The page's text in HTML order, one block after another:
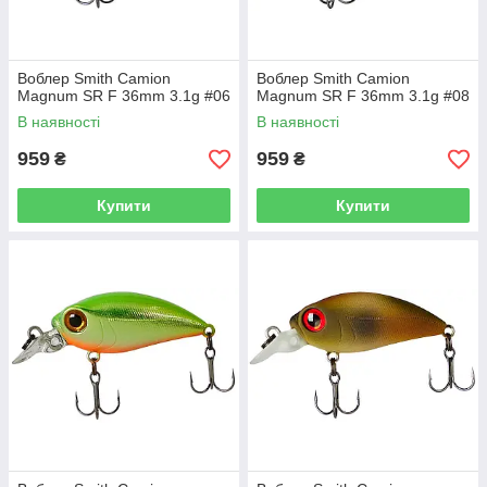
Воблер Smith Camion
Magnum SR F 36mm 3.1g #06
В наявності
959 ₴
Купити
Воблер Smith Camion
Magnum SR F 36mm 3.1g #08
В наявності
959 ₴
Купити